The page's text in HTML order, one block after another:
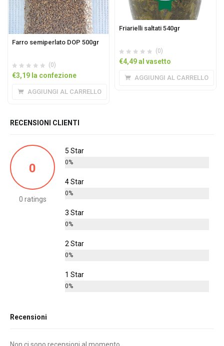
Farro semiperlato DOP 500gr
(0)
€3,19 la confezione
AGGIUNGI AL CARRELLO
Friarielli saltati 540gr
(0)
€4,49al vasetto
AGGIUNGI AL CARRELLO
RECENSIONI CLIENTI
0
0 ratings
5 Star
0%
4 Star
0%
3 Star
0%
2 Star
0%
1 Star
0%
Recensioni